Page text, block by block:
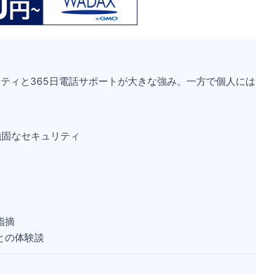
ィと365日電話サポートが大きな強み。一方で個人に
なセキュリティ
摘
の体験談